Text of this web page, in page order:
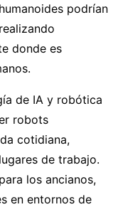
podrían
donde es
de IA y robótica
robots
cotidiana,
de trabajo.
los ancianos,
en entornos de